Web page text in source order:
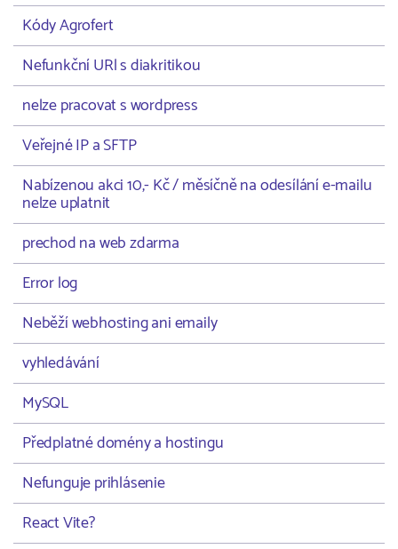
Kódy Agrofert
Nefunkční URl s diakritikou
nelze pracovat s wordpress
Veřejné IP a SFTP
Nabízenou akci 10,- Kč / měsíčně na odesílání e-mailu
nelze uplatnit
prechod na web zdarma
Error log
Neběží webhosting ani emaily
vyhledávání
MySQL
Předplatné domény a hostingu
Nefunguje prihlásenie
React Vite?